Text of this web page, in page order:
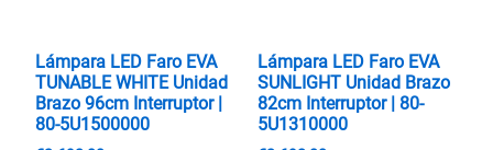
Lámpara LED Faro EVA
TUNABLE WHITE Unidad
Brazo 96cm Interruptor |
80-5U1500000
Lámpara LED Faro EVA
SUNLIGHT Unidad Brazo
82cm Interruptor | 80-
5U1310000